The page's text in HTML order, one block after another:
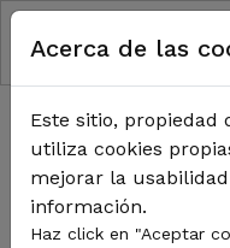
Pasar al contenido
RUTA DE
Inicio Noticias
TODA LA
Acerca de las
Este sitio, propiedad
utiliza cookies
mejorar la
información.
Haz click en "Aceptar